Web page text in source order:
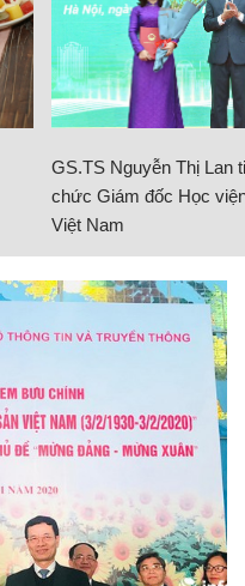
GS.TS Nguyễn Thị Lan
chức Giám đốc Học
Việt Nam